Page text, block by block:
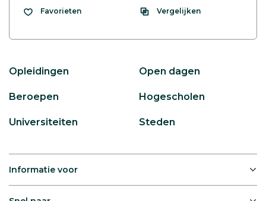
Favorieten Vergelijken
Opleidingen Open dagen
Beroepen Hogescholen
Universiteiten Steden
Informatie voor